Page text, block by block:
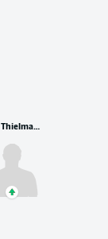
Jan Thielmann